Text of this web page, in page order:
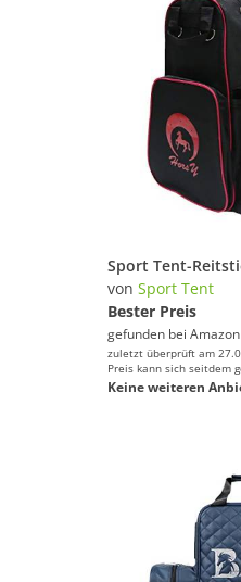
von Sport Tent
Bester Preis
gefunden bei Amazon
zuletzt überprüft am
Preis kann sich seitdem
Keine weiteren